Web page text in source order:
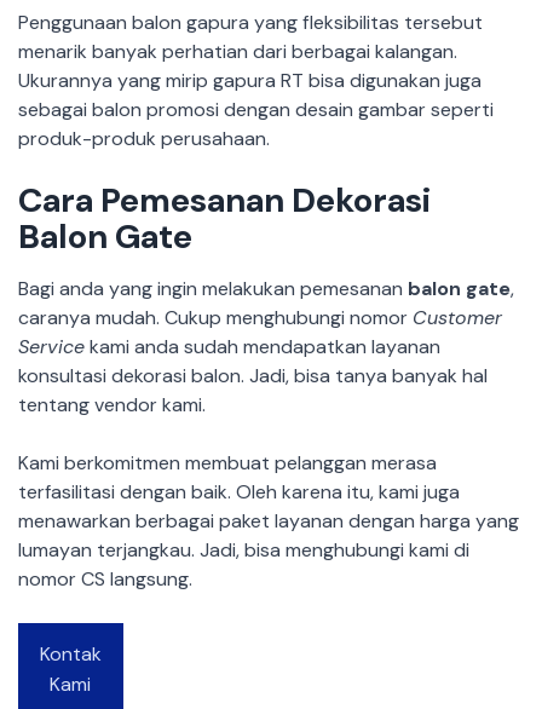
Penggunaan balon gapura yang fleksibilitas tersebut
menarik banyak perhatian dari berbagai kalangan.
Ukurannya yang mirip gapura RT bisa digunakan juga
sebagai balon promosi dengan desain gambar seperti
produk-produk perusahaan.
Cara Pemesanan Dekorasi
Balon Gate
Bagi anda yang ingin melakukan pemesanan balon gate,
caranya mudah. Cukup menghubungi nomor Customer
Servicekami anda sudah mendapatkan layanan
konsultasi dekorasi balon. Jadi, bisa tanya banyak hal
tentang vendor kami.
Kami berkomitmen membuat pelanggan merasa
terfasilitasi dengan baik. Oleh karena itu, kami juga
menawarkan berbagai paket layanan dengan harga yang
lumayan terjangkau. Jadi, bisa menghubungi kami di
nomor CS langsung.
Kontak
Kami